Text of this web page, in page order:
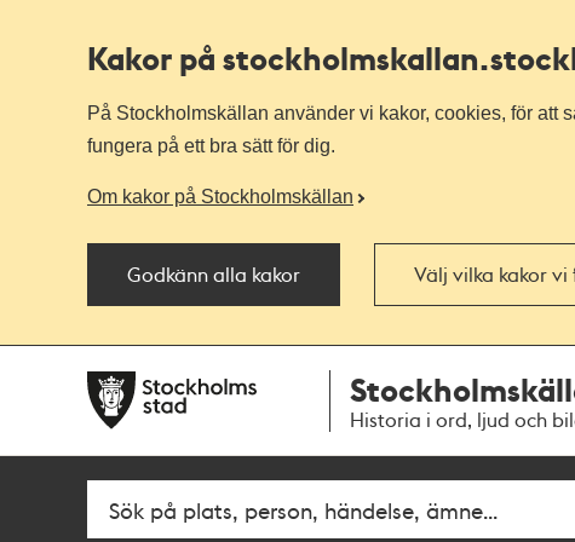
Kakor på stockholmskallan
På Stockholmskällan använder vi kakor, cookies, för att
fungera på ett bra sätt för dig.
Om kakor på Stockholmskällan
Godkänn alla kakor Välj vilka kakor
navigationen
huvudinnehållet
Historia i ord, ljud och
Fritextsök